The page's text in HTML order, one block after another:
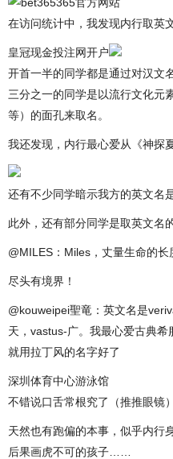
在访问统计中，我发现内行取英
皇冠现金投注网开户
开首一半的同学都是通过对汉文
三分之一的同学是以流行文化元
等）的面孔来取名。
我还发现，内行最心爱从《神探
还有不少同学暗示我方的英文名
此外，还有部分同学是取英文名
@MILES：Miles，丈量生命的长
尽头有境界！
@kouweipei聖竜：英文名是
天，vastus-广。我最心爱古典希
就用拉丁风的名字好了
深圳体育中心游泳馆
不错说口舌常根究了（推推眼镜）
天然也有跑偏的本事，似乎内行
后果画虎不可的孩子……